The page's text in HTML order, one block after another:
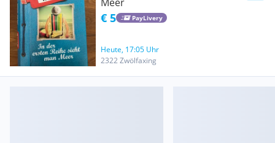
€ 5 PayLivery
Heute, 17:05 Uhr
2322 Zwölfaxing